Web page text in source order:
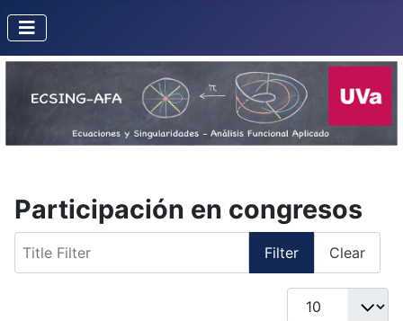
Participación en congresos
Filter Clear
Display #